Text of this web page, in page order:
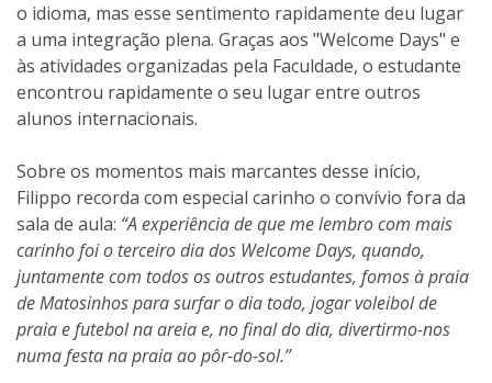
o idioma, mas esse sentimento rapidamente deu lugar
a uma integração plena. Graças aos "Welcome Days" e
às atividades organizadas pela Faculdade, o estudante
encontrou rapidamente o seu lugar entre outros
alunos internacionais.
Sobre os momentos mais marcantes desse início,
Filippo recorda com especial carinho o convívio fora da
sala de aula: “A experiência de que me lembro com mais
carinho foi o terceiro dia dos Welcome Days, quando,
juntamente com todos os outros estudantes, fomos à praia
de Matosinhos para surfar o dia todo, jogar voleibol de
praia e futebol na areia e, no final do dia, divertirmo-nos
numa festa na praia ao pôr-do-sol.”